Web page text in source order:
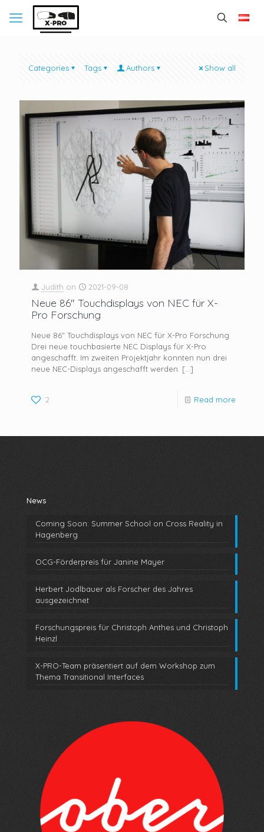
Categories Tags Authors Show all
Judith on 2021-09-08
Neue 86″ Touchdisplays von NEC für X-
Pro Forschung
Neue 86″ Touchdisplays von NEC für X-Pro Forschung
Drei neue touchbasierte NEC Displays für X-Pro
angeschafft. Im zweiten Projektjahr konnten nun drei
neue NEC-Displays angeschafft werden. […]
2 Read more
News
Coming Soon: Summer School on Cross Reality in
Hagenberg
OCG-Förderpreis für Janine Mayer
Herbert Jodlbauer als Forscher des Jahres
ausgezeichnet
Forschungspreis für Christoph Anthes und Christoph
Heinzl
X-PRO-Team präsentiert auf dem Workshop zum
Thema Transitional Interfaces